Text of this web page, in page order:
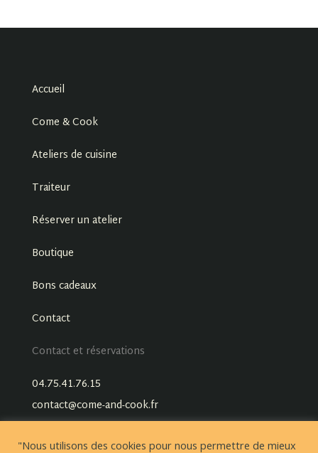
Accueil
Come & Cook
Ateliers de cuisine
Traiteur
Réserver un atelier
Boutique
Bons cadeaux
Contact
Contact et réservations
04.75.41.76.15
contact@come-and-cook.fr
"Nous utilisons des cookies pour nous permettre de mieux